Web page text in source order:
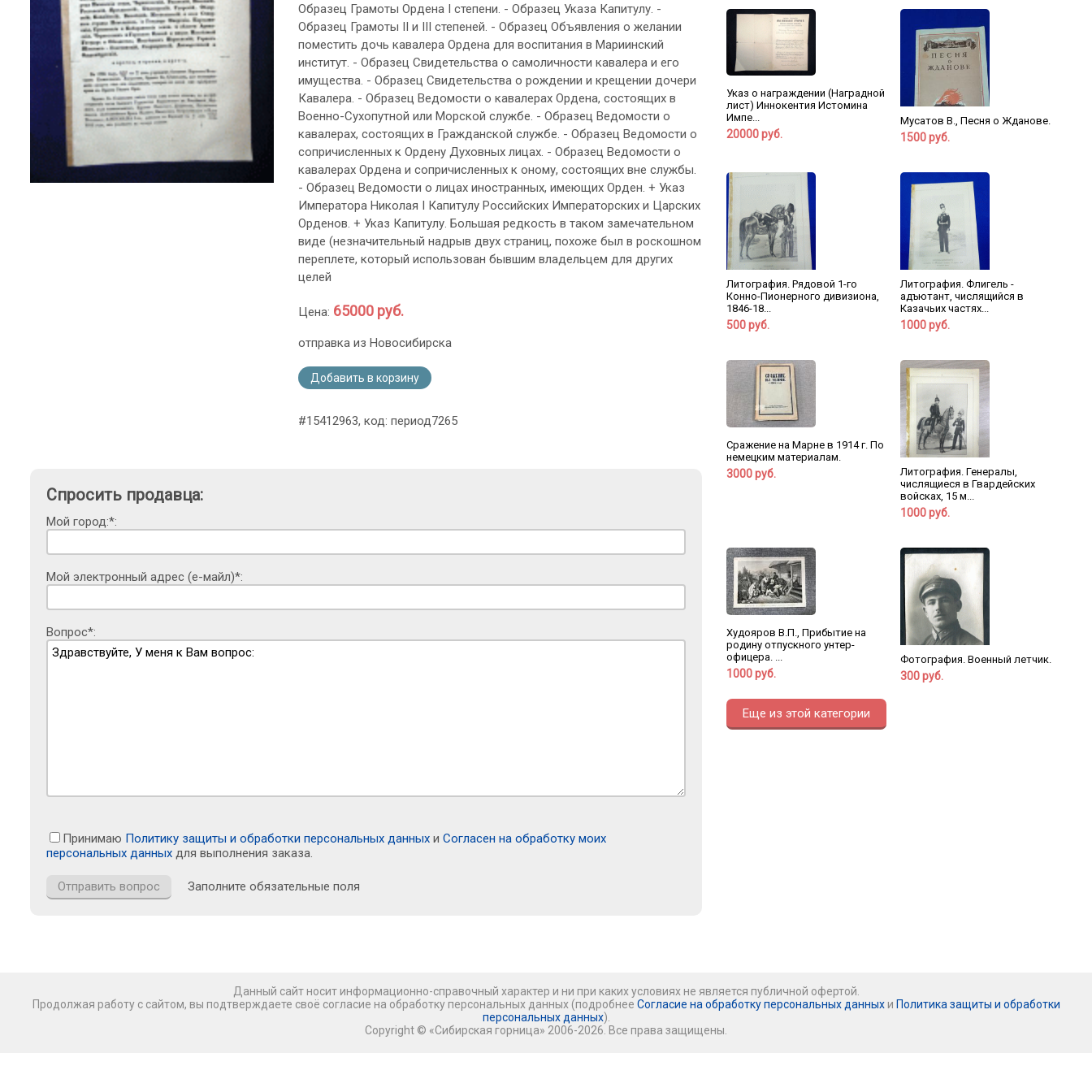
Образец Грамоты Ордена I степени. - Образец Указа Капитулу. -
Образец Грамоты II и III степеней. - Образец Объявления о желании
поместить дочь кавалера Ордена для воспитания в Мариинский
институт. - Образец Свидетельства о самоличности кавалера и его
имущества. - Образец Свидетельства о рождении и крещении дочери
Кавалера. - Образец Ведомости о кавалерах Ордена, состоящих в
Военно-Сухопутной или Морской службе. - Образец Ведомости о
кавалерах, состоящих в Гражданской службе. - Образец Ведомости о
сопричисленных к Ордену Духовных лицах. - Образец Ведомости о
кавалерах Ордена и сопричисленных к оному, состоящих вне службы.
- Образец Ведомости о лицах иностранных, имеющих Орден. + Указ
Императора Николая I Капитулу Российских Императорских и Царских
Орденов. + Указ Капитулу. Большая редкость в таком замечательном
виде (незначительный надрыв двух страниц, похоже был в роскошном
переплете, который использован бывшим владельцем для других
целей
Цена: 65000 руб.
отправка из Новосибирска
Добавить в корзину
#15412963, код: период7265
Спросить продавца:
Мой город:*:
Мой электронный адрес (е-майл)*:
Вопрос*:
Принимаю Политику защиты и обработки персональных данных и Согласен на обработку моих
персональных данных для выполнения заказа.
Заполните обязательные поля
Указ о награждении (Наградной
лист) Иннокентия Истомина
Импе...
20000 руб.
Мусатов В., Песня о Жданове.
1500 руб.
Литография. Рядовой 1-го
Конно-Пионерного дивизиона,
1846-18...
500 руб.
Литография. Флигель -
адъютант, числящийся в
Казачьих частях...
1000 руб.
Сражение на Марне в 1914 г. По
немецким материалам.
3000 руб.
Литография. Генералы,
числящиеся в Гвардейских
войсках, 15 м...
1000 руб.
Худояров В.П., Прибытие на
родину отпускного унтер-
офицера. ...
1000 руб.
Фотография. Военный летчик.
300 руб.
Еще из этой категории
Данный сайт носит информационно-справочный характер и ни при каких условиях не является публичной офертой.
Продолжая работу с сайтом, вы подтверждаете своё согласие на обработку персональных данных (подробнее Согласие на обработку персональных данныхи Политика защиты и обработки
персональных данных).
Copyright © «Сибирская горница» 2006-2026. Все права защищены.